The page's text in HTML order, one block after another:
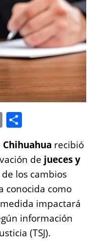
C
o
p
y
Li
n
k
a
re
Chihuahua recibió
de jueces y
los cambios
conocida como
impactará
información
(TSJ).